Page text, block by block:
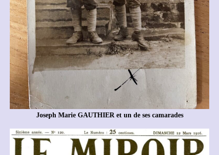
Joseph Marie GAUTHIER et un de ses camarades